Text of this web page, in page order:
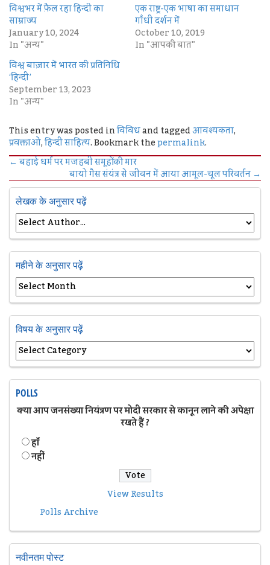
विश्वभर में फ़ैल रहा हिन्दी का
साम्राज्य
January 10, 2024
In "अन्य"
एक राष्ट्र-एक भाषा का समाधान
गाँधी दर्शन में
October 10, 2019
In "आपकी बात"
विश्व बाज़ार में भारत की प्रतिनिधि
‘हिन्दी’
September 13, 2023
In "अन्य"
This entry was posted inविविधand taggedआवश्यकता,
प्रवक्ताओं,हिन्दी साहित्य. Bookmark thepermalink.
←बहाई धर्म पर मजहबी समूहों की मार
बायो गैस संयंत्र से जीवन में आया आमूल-चूल परिवर्तन→
लेखक के अनुसार पढ़ें
महीने के अनुसार पढ़ें
विषय के अनुसार पढ़ें
POLLS
क्या आप जनसंख्या नियंत्रण पर मोदी सरकार से कानून लाने की अपेक्षा
रखते हैं ?
हॉं
नहीं
View Results
Polls Archive
नवीनतम पोस्ट